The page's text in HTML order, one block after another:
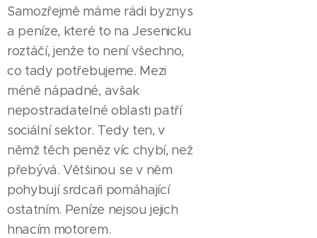
Samozřejmě máme rádi byznys
a peníze, které to na Jesenicku
roztáčí, jenže to není všechno,
co tady potřebujeme. Mezi
méně nápadné, avšak
nepostradatelné oblasti patří
sociální sektor. Tedy ten, v
němž těch peněz víc chybí, než
přebývá. Většinou se v něm
pohybují srdcaři pomáhající
ostatním. Peníze nejsou jejich
hnacím motorem.